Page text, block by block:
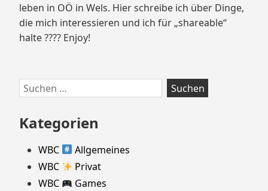
leben in OÖ in Wels. Hier schreibe ich über Dinge,
die mich interessieren und ich für „shareable“
halte ???? Enjoy!
Suchen
nach:
Kategorien
WBC
Allgemeines
WBC
Privat
WBC
Games